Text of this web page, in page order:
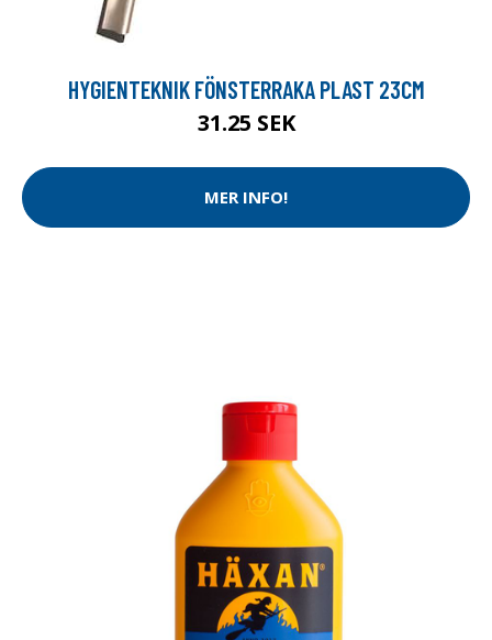
HYGIENTEKNIK FÖNSTERRAKA PLAST 23CM
31.25 SEK
MER INFO!